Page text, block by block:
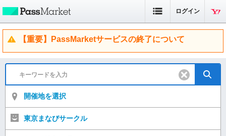
ログイン
【重要】PassMarketサービスの終了について
開催地を選択
東京まなびサークル